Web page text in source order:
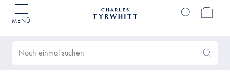
MENÜ
Again